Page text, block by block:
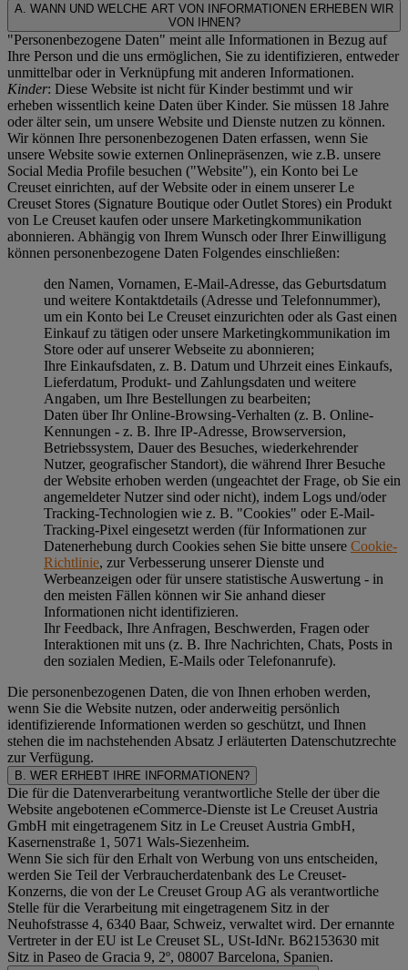
A. WANN UND WELCHE ART VON INFORMATIONEN ERHEBEN WIR
VON IHNEN?
"Personenbezogene Daten" meint alle Informationen in Bezug auf
Ihre Person und die uns ermöglichen, Sie zu identifizieren, entweder
unmittelbar oder in Verknüpfung mit anderen Informationen.
Kinder: Diese Website ist nicht für Kinder bestimmt und wir
erheben wissentlich keine Daten über Kinder. Sie müssen 18 Jahre
oder älter sein, um unsere Website und Dienste nutzen zu können.
Wir können Ihre personenbezogenen Daten erfassen, wenn Sie
unsere Website sowie externen Onlinepräsenzen, wie z.B. unsere
Social Media Profile besuchen ("Website"), ein Konto bei Le
Creuset einrichten, auf der Website oder in einem unserer Le
Creuset Stores (Signature Boutique oder Outlet Stores) ein Produkt
von Le Creuset kaufen oder unsere Marketingkommunikation
abonnieren. Abhängig von Ihrem Wunsch oder Ihrer Einwilligung
können personenbezogene Daten Folgendes einschließen:
den Namen, Vornamen, E-Mail-Adresse, das Geburtsdatum
und weitere Kontaktdetails (Adresse und Telefonnummer),
um ein Konto bei Le Creuset einzurichten oder als Gast einen
Einkauf zu tätigen oder unsere Marketingkommunikation im
Store oder auf unserer Webseite zu abonnieren;
Ihre Einkaufsdaten, z. B. Datum und Uhrzeit eines Einkaufs,
Lieferdatum, Produkt- und Zahlungsdaten und weitere
Angaben, um Ihre Bestellungen zu bearbeiten;
Daten über Ihr Online-Browsing-Verhalten (z. B. Online-
Kennungen - z. B. Ihre IP-Adresse, Browserversion,
Betriebssystem, Dauer des Besuches, wiederkehrender
Nutzer, geografischer Standort), die während Ihrer Besuche
der Website erhoben werden (ungeachtet der Frage, ob Sie ein
angemeldeter Nutzer sind oder nicht), indem Logs und/oder
Tracking-Technologien wie z. B. "Cookies" oder E-Mail-
Tracking-Pixel eingesetzt werden (für Informationen zur
Datenerhebung durch Cookies sehen Sie bitte unsere Cookie-
Richtlinie, zur Verbesserung unserer Dienste und
Werbeanzeigen oder für unsere statistische Auswertung - in
den meisten Fällen können wir Sie anhand dieser
Informationen nicht identifizieren.
Ihr Feedback, Ihre Anfragen, Beschwerden, Fragen oder
Interaktionen mit uns (z. B. Ihre Nachrichten, Chats, Posts in
den sozialen Medien, E-Mails oder Telefonanrufe).
Die personenbezogenen Daten, die von Ihnen erhoben werden,
wenn Sie die Website nutzen, oder anderweitig persönlich
identifizierende Informationen werden so geschützt, und Ihnen
stehen die im nachstehenden Absatz J erläuterten Datenschutzrechte
zur Verfügung.
B. WER ERHEBT IHRE INFORMATIONEN?
Die für die Datenverarbeitung verantwortliche Stelle der über die
Website angebotenen eCommerce-Dienste ist Le Creuset Austria
GmbH mit eingetragenem Sitz in Le Creuset Austria GmbH,
Kasernenstraße 1, 5071 Wals-Siezenheim.
Wenn Sie sich für den Erhalt von Werbung von uns entscheiden,
werden Sie Teil der Verbraucherdatenbank des Le Creuset-
Konzerns, die von der Le Creuset Group AG als verantwortliche
Stelle für die Verarbeitung mit eingetragenem Sitz in der
Neuhofstrasse 4, 6340 Baar, Schweiz, verwaltet wird. Der ernannte
Vertreter in der EU ist Le Creuset SL, USt-IdNr. B62153630 mit
Sitz in Paseo de Gracia 9, 2º, 08007 Barcelona, Spanien.